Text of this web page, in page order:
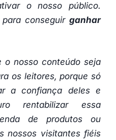
o nosso público.
conseguir ganhar
o nosso conteúdo seja
os leitores, porque só
a confiança deles e
rentabilizar essa
de produtos ou
nossos visitantes fiéis